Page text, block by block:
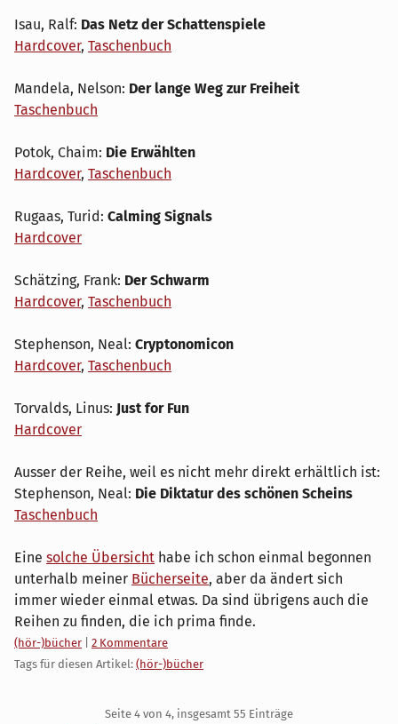
Isau, Ralf: Das Netz der Schattenspiele
Hardcover, Taschenbuch
Mandela, Nelson: Der lange Weg zur Freiheit
Taschenbuch
Potok, Chaim: Die Erwählten
Hardcover, Taschenbuch
Rugaas, Turid: Calming Signals
Hardcover
Schätzing, Frank: Der Schwarm
Hardcover, Taschenbuch
Stephenson, Neal: Cryptonomicon
Hardcover, Taschenbuch
Torvalds, Linus: Just for Fun
Hardcover
Ausser der Reihe, weil es nicht mehr direkt erhältlich ist:
Stephenson, Neal: Die Diktatur des schönen Scheins
Taschenbuch
Eine solche Übersicht habe ich schon einmal begonnen
unterhalb meiner Bücherseite, aber da ändert sich
immer wieder einmal etwas. Da sind übrigens auch die
Reihen zu finden, die ich prima finde.
Kategorien:
(hör-)bücher
2 Kommentare
Tags für diesen Artikel: (hör-)bücher
Seite 4 von 4, insgesamt 55 Einträge